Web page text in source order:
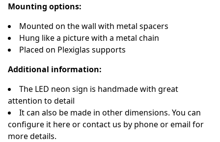
Mounting options:
Mounted on the wall with metal spacers
Hung like a picture with a metal chain
Placed on Plexiglas supports
Additional information:
The LED neon sign is handmade with great
attention to detail
It can also be made in other dimensions. You can
configure it hereor contact us by phoneoremail for
more details.